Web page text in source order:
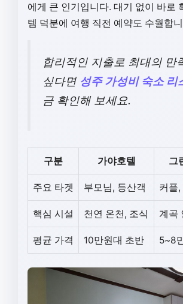
에게 큰 인기입니다. 대기 없이 바로
템 덕분에 여행 직전 예약도 수월합
합리적인 지출로 최대의 만
싶다면 성주 가성비 숙소 리
금 확인해 보세요.
구분 가야호텔 그
주요 타겟 부모님, 등산객 커플
핵심 시설 천연 온천, 조식 계곡
평균 가격 10만원대 초반 5~8